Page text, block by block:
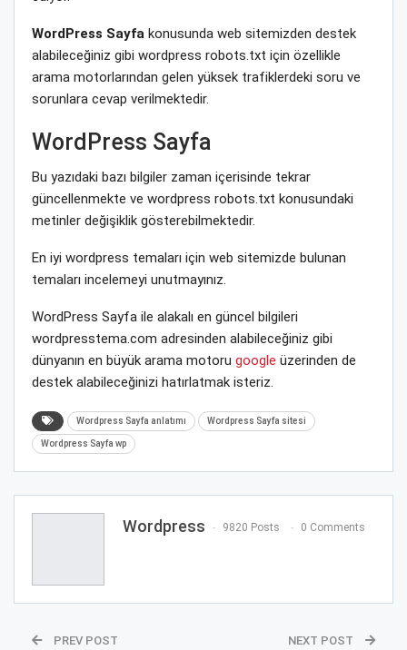
WordPress Sayfa konusunda web sitemizden destek
alabileceğiniz gibi wordpress robots.txt için özellikle
arama motorlarından gelen yüksek trafiklerdeki soru ve
sorunlara cevap verilmektedir.
WordPress Sayfa
Bu yazıdaki bazı bilgiler zaman içerisinde tekrar
güncellenmekte ve wordpress robots.txt konusundaki
metinler değişiklik gösterebilmektedir.
En iyi wordpress temaları için web sitemizde bulunan
temaları incelemeyi unutmayınız.
WordPress Sayfa ile alakalı en güncel bilgileri
wordpresstema.com adresinden alabileceğiniz gibi
dünyanın en büyük arama motoru google üzerinden de
destek alabileceğinizi hatırlatmak isteriz.
Wordpress Sayfa anlatımı Wordpress Sayfa sitesi
Wordpress Sayfa wp
Wordpress 9820 Posts 0 Comments
PREV POST NEXT POST